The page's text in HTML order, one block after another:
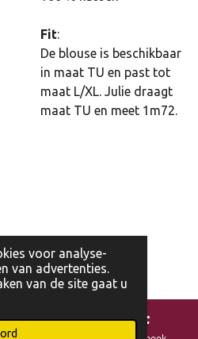
voor analyse-
van advertenties.
van de site gaat u
Fit:
De blouse is beschikbaar
in maat TU en past tot
maat L/XL. Julie draagt
maat TU en meet 1m72.